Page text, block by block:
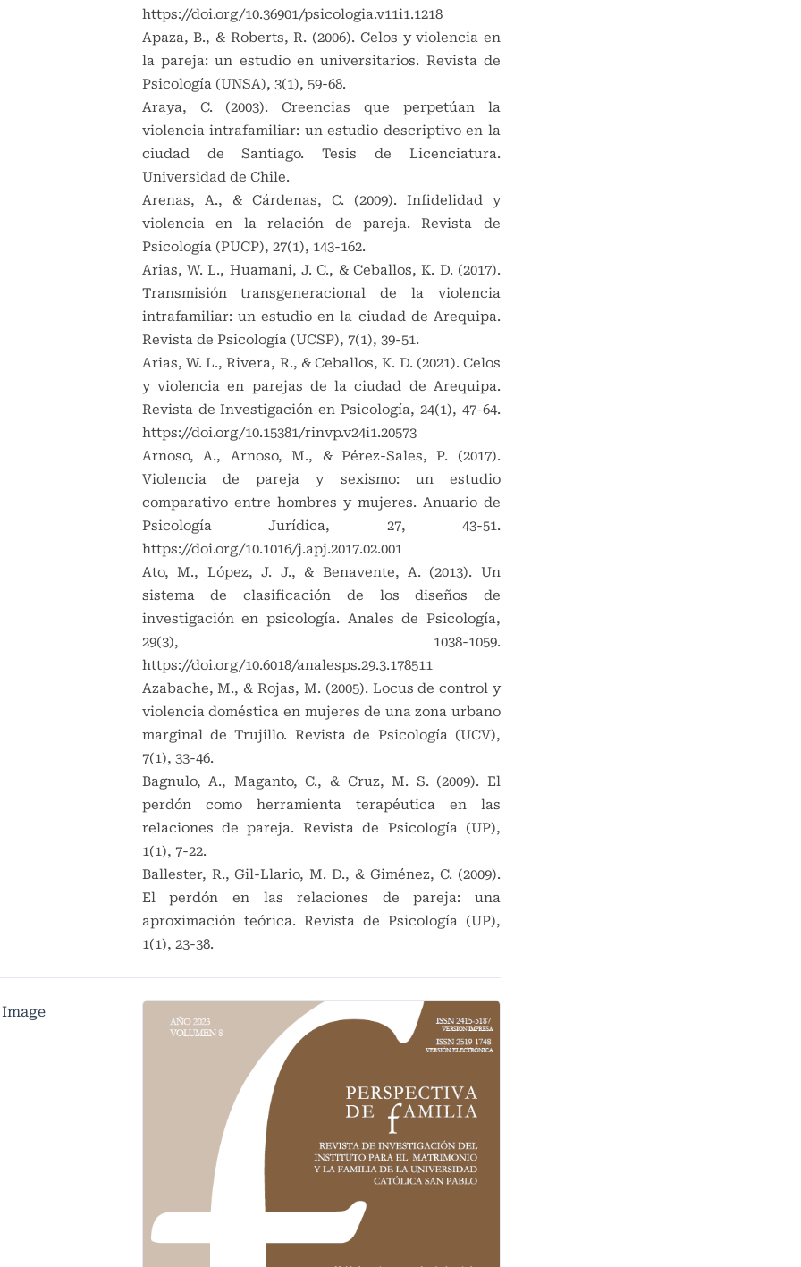
https://doi.org/10.36901/psicologia.v11i1.1218
Apaza, B., & Roberts, R. (2006). Celos y violencia en
la pareja: un estudio en universitarios. Revista de
Psicología (UNSA), 3(1), 59-68.
Araya, C. (2003). Creencias que perpetúan la
violencia intrafamiliar: un estudio descriptivo en la
ciudad de Santiago. Tesis de Licenciatura.
Universidad de Chile.
Arenas, A., & Cárdenas, C. (2009). Infidelidad y
violencia en la relación de pareja. Revista de
Psicología (PUCP), 27(1), 143-162.
Arias, W. L., Huamani, J. C., & Ceballos, K. D. (2017).
Transmisión transgeneracional de la violencia
intrafamiliar: un estudio en la ciudad de Arequipa.
Revista de Psicología (UCSP), 7(1), 39-51.
Arias, W. L., Rivera, R., & Ceballos, K. D. (2021). Celos
y violencia en parejas de la ciudad de Arequipa.
Revista de Investigación en Psicología, 24(1), 47-64.
https://doi.org/10.15381/rinvp.v24i1.20573
Arnoso, A., Arnoso, M., & Pérez-Sales, P. (2017).
Violencia de pareja y sexismo: un estudio
comparativo entre hombres y mujeres. Anuario de
Psicología Jurídica, 27, 43-51.
https://doi.org/10.1016/j.apj.2017.02.001
Ato, M., López, J. J., & Benavente, A. (2013). Un
sistema de clasificación de los diseños de
investigación en psicología. Anales de Psicología,
29(3), 1038-1059.
https://doi.org/10.6018/analesps.29.3.178511
Azabache, M., & Rojas, M. (2005). Locus de control y
violencia doméstica en mujeres de una zona urbano
marginal de Trujillo. Revista de Psicología (UCV),
7(1), 33-46.
Bagnulo, A., Maganto, C., & Cruz, M. S. (2009). El
perdón como herramienta terapéutica en las
relaciones de pareja. Revista de Psicología (UP),
1(1), 7-22.
Ballester, R., Gil-Llario, M. D., & Giménez, C. (2009).
El perdón en las relaciones de pareja: una
aproximación teórica. Revista de Psicología (UP),
1(1), 23-38.